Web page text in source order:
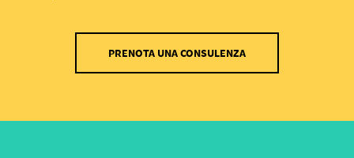
PRENOTA UNA CONSULENZA